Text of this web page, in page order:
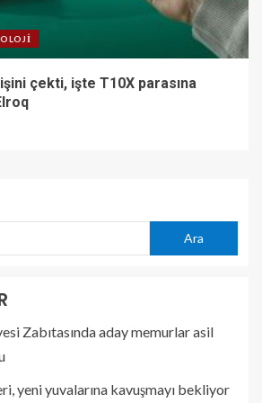
çekti, işte T10X parasına
Ara
Zabıtasında aday memurlar asil
yeni yuvalarına kavuşmayı bekliyor